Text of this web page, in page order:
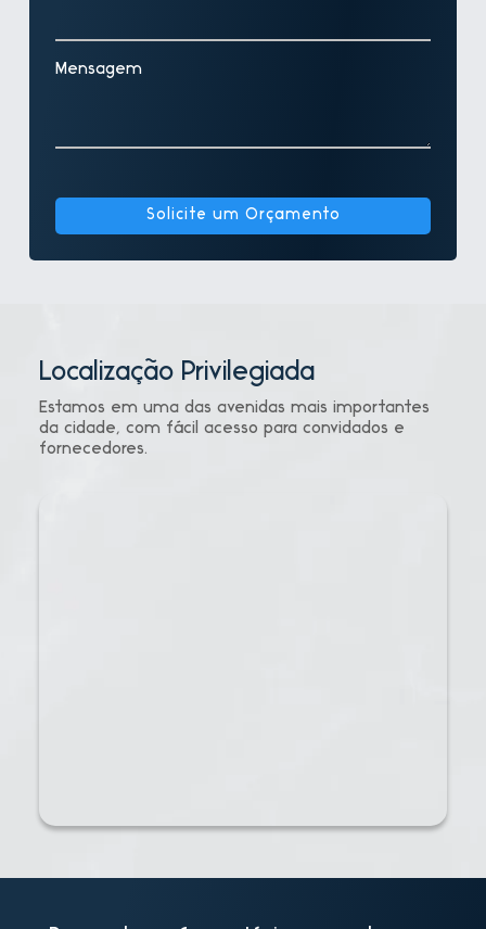
Mensagem
Solicite um Orçamento
Localização Privilegiada
Estamos em uma das avenidas mais importantes
da cidade, com fácil acesso para convidados e
fornecedores.